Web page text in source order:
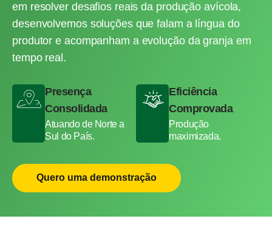
em resolver desafios reais da produção avícola,
desenvolvemos soluções que falam a língua do
produtor e acompanham a evolução da granja em
tempo real.
Presença
Consolidada
Atuando de Norte a
Sul do País.
Eficiência
Comprovada
Produção
maximizada.
Quero uma demonstração